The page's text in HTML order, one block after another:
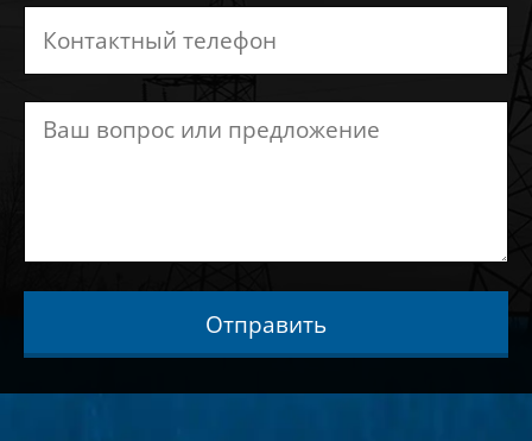
Отправить